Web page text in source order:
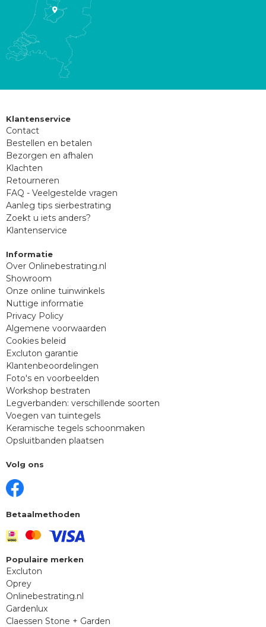
Klantenservice
Contact
Bestellen en betalen
Bezorgen en afhalen
Klachten
Retourneren
FAQ - Veelgestelde vragen
Aanleg tips sierbestrating
Zoekt u iets anders?
Klantenservice
Informatie
Over Onlinebestrating.nl
Showroom
Onze online tuinwinkels
Nuttige informatie
Privacy Policy
Algemene voorwaarden
Cookies beleid
Excluton garantie
Klantenbeoordelingen
Foto's en voorbeelden
Workshop bestraten
Legverbanden: verschillende soorten
Voegen van tuintegels
Keramische tegels schoonmaken
Opsluitbanden plaatsen
Volg ons
Betaalmethoden
Populaire merken
Excluton
Oprey
Onlinebestrating.nl
Gardenlux
Claessen Stone + Garden